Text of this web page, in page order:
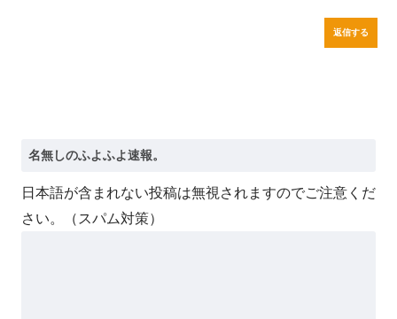
返信する
日本語が含まれない投稿は無視されますのでご注意くだ
さい。（スパム対策）